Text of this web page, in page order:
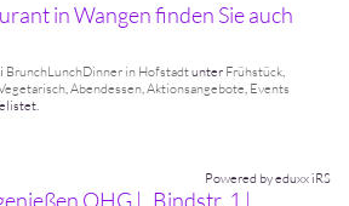
in Wangen finden Sie auch
BrunchLunchDinner in Hofstadtunter Frühstück,
,Abendessen,Aktionsangebote, Events
OHG Bindstr. 1
Powered by eduxx iRS